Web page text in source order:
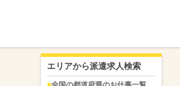
エリアから派遣求人検索